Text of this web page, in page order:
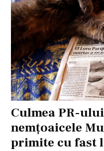
Culmea PR-
nemţoaicele
primite cu fast